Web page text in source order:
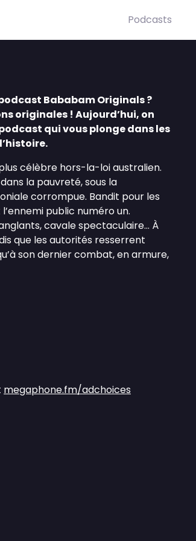
Podcasts
Bababam Originals ?
originales ! Aujourd’hui, on
qui vous plonge dans les
célèbre hors-la-loi australien.
la pauvreté, sous la
corrompue. Bandit pour les
public numéro un.
cavale spectaculaire… À
que les autorités resserrent
son dernier combat, en armure,
megaphone.fm/adchoices